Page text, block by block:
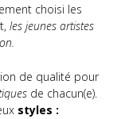
choisi les
les jeunes artistes
de qualité pour
de chacun(e).
styles :